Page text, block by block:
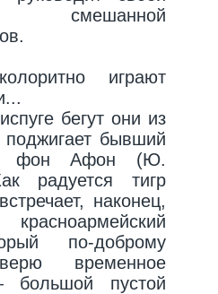
смешанной
играют
бегут они из
поджигает бывший
фон Афон (Ю.
радуется тигр
наконец,
по-доброму
временное
большой пустой